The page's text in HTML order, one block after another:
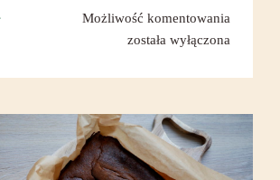
Możliwość komentowania
rukolą
została wyłączona